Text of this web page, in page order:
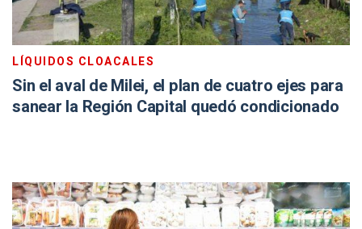
LÍQUIDOS CLOACALES
Sin el aval de Milei, el plan de cuatro ejes para
sanear la Región Capital quedó condicionado